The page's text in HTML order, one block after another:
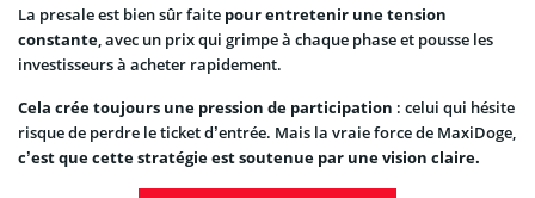
La presale est bien sûr faite pour entretenir une tension
constante, avec un prix qui grimpe à chaque phase et pousse les
investisseurs à acheter rapidement.
Cela crée toujours une pression de participation : celui qui hésite
risque de perdre le ticket d’entrée. Mais la vraie force de MaxiDoge,
c’est que cette stratégie est soutenue par une vision claire.